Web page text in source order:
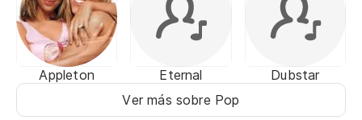
Appleton Eternal
Dubstar
Ver más sobre Pop